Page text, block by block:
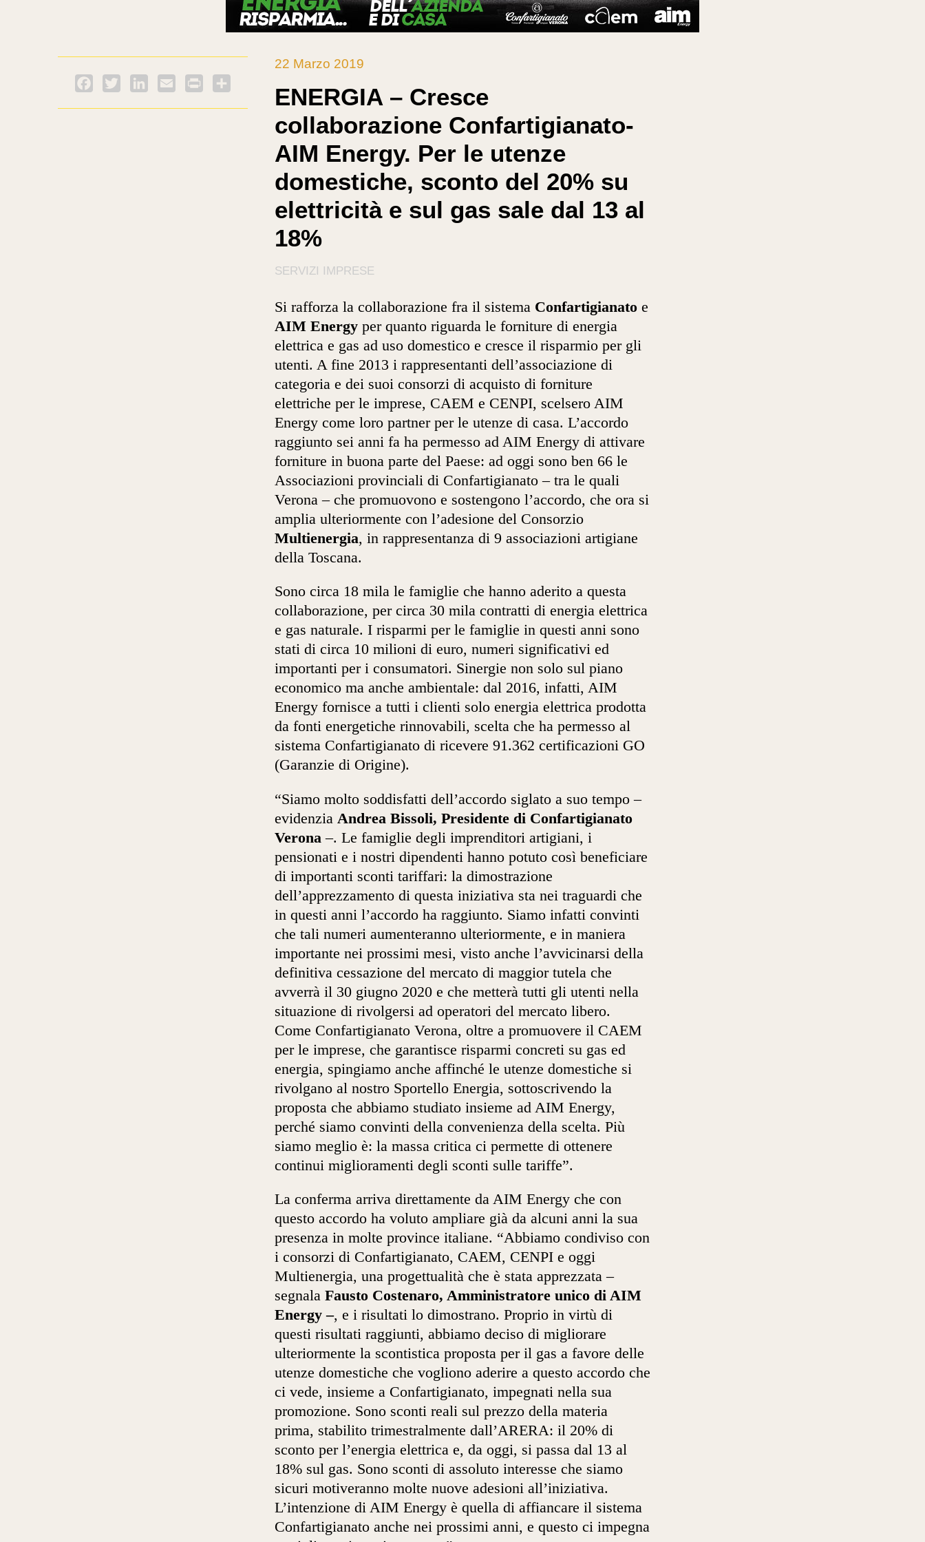
Facebook
Twitter LinkedInEmail PrintFriendly
22 Marzo 2019
ENERGIA – Cresce
collaborazione Confartigianato-
AIM Energy. Per le utenze
domestiche, sconto del 20% su
elettricità e sul gas sale dal 13 al
18%
SERVIZI IMPRESE
Si rafforza la collaborazione fra il sistema Confartigianato e
AIM Energy per quanto riguarda le forniture di energia
elettrica e gas ad uso domestico e cresce il risparmio per gli
utenti. A fine 2013 i rappresentanti dell’associazione di
categoria e dei suoi consorzi di acquisto di forniture
elettriche per le imprese, CAEM e CENPI, scelsero AIM
Energy come loro partner per le utenze di casa. L’accordo
raggiunto sei anni fa ha permesso ad AIM Energy di attivare
forniture in buona parte del Paese: ad oggi sono ben 66 le
Associazioni provinciali di Confartigianato – tra le quali
Verona – che promuovono e sostengono l’accordo, che ora si
amplia ulteriormente con l’adesione del Consorzio
Multienergia, in rappresentanza di 9 associazioni artigiane
della Toscana.
Sono circa 18 mila le famiglie che hanno aderito a questa
collaborazione, per circa 30 mila contratti di energia elettrica
e gas naturale. I risparmi per le famiglie in questi anni sono
stati di circa 10 milioni di euro, numeri significativi ed
importanti per i consumatori. Sinergie non solo sul piano
economico ma anche ambientale: dal 2016, infatti, AIM
Energy fornisce a tutti i clienti solo energia elettrica prodotta
da fonti energetiche rinnovabili, scelta che ha permesso al
sistema Confartigianato di ricevere 91.362 certificazioni GO
(Garanzie di Origine).
“Siamo molto soddisfatti dell’accordo siglato a suo tempo –
evidenzia Andrea Bissoli, Presidente di Confartigianato
Verona –. Le famiglie degli imprenditori artigiani, i
pensionati e i nostri dipendenti hanno potuto così beneficiare
di importanti sconti tariffari: la dimostrazione
dell’apprezzamento di questa iniziativa sta nei traguardi che
in questi anni l’accordo ha raggiunto. Siamo infatti convinti
che tali numeri aumenteranno ulteriormente, e in maniera
importante nei prossimi mesi, visto anche l’avvicinarsi della
definitiva cessazione del mercato di maggior tutela che
avverrà il 30 giugno 2020 e che metterà tutti gli utenti nella
situazione di rivolgersi ad operatori del mercato libero.
Come Confartigianato Verona, oltre a promuovere il CAEM
per le imprese, che garantisce risparmi concreti su gas ed
energia, spingiamo anche affinché le utenze domestiche si
rivolgano al nostro Sportello Energia, sottoscrivendo la
proposta che abbiamo studiato insieme ad AIM Energy,
perché siamo convinti della convenienza della scelta. Più
siamo meglio è: la massa critica ci permette di ottenere
continui miglioramenti degli sconti sulle tariffe”.
La conferma arriva direttamente da AIM Energy che con
questo accordo ha voluto ampliare già da alcuni anni la sua
presenza in molte province italiane. “Abbiamo condiviso con
i consorzi di Confartigianato, CAEM, CENPI e oggi
Multienergia, una progettualità che è stata apprezzata –
segnala Fausto Costenaro, Amministratore unico di AIM
Energy –, e i risultati lo dimostrano. Proprio in virtù di
questi risultati raggiunti, abbiamo deciso di migliorare
ulteriormente la scontistica proposta per il gas a favore delle
utenze domestiche che vogliono aderire a questo accordo che
ci vede, insieme a Confartigianato, impegnati nella sua
promozione. Sono sconti reali sul prezzo della materia
prima, stabilito trimestralmente dall’ARERA: il 20% di
sconto per l’energia elettrica e, da oggi, si passa dal 13 al
18% sul gas. Sono sconti di assoluto interesse che siamo
sicuri motiveranno molte nuove adesioni all’iniziativa.
L’intenzione di AIM Energy è quella di affiancare il sistema
Confartigianato anche nei prossimi anni, e questo ci impegna